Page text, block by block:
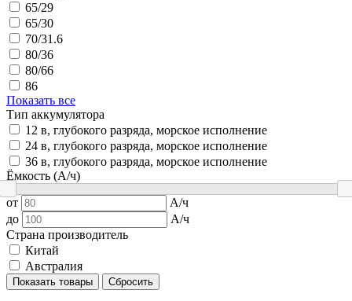
65/29
65/30
70/31.6
80/36
80/66
86
Показать все
Тип аккумулятора
12 в, глубокого разряда, морское исполнение
24 в, глубокого разряда, морское исполнение
36 в, глубокого разряда, морское исполнение
Ёмкость (А/ч)
от
А/ч
до
А/ч
Страна производитель
Китай
Австралия
Показать товары Сбросить